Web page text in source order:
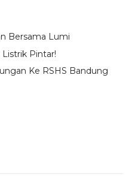
Bersama Lumi
Pintar!
Ke RSHS Bandung